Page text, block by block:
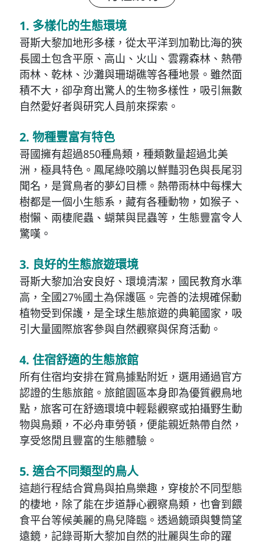
1. 多樣化的生態環境
哥斯大黎加地形多樣，從太平洋到加勒比海的狹
長國土包含平原、高山、火山、雲霧森林、熱帶
雨林、乾林、沙灘與珊瑚礁等各種地景。雖然面
積不大，卻孕育出驚人的生物多樣性，吸引無數
自然愛好者與研究人員前來探索。
2. 物種豐富有特色
哥國擁有超過850種鳥類，種類數量超過北美
洲，極具特色。鳳尾綠咬鵑以鮮豔羽色與長尾羽
聞名，是賞鳥者的夢幻目標。熱帶雨林中每棵大
樹都是一個小生態系，藏有各種動物，如猴子、
樹懶、兩棲爬蟲、蝴葉與昆蟲等，生態豐富令人
驚嘆。
3. 良好的生態旅遊環境
哥斯大黎加治安良好、環境清潔，國民教育水準
高，全國27%國土為保護區。完善的法規確保動
植物受到保護，是全球生態旅遊的典範國家，吸
引大量國際旅客參與自然觀察與保育活動。
4. 住宿舒適的生態旅館
所有住宿均安排在賞鳥據點附近，選用通過官方
認證的生態旅館。旅館園區本身即為優質觀鳥地
點，旅客可在舒適環境中輕鬆觀察或拍攝野生動
物與鳥類，不必舟車勞頓，便能親近熱帶自然，
享受悠閒且豐富的生態體驗。
5. 適合不同類型的鳥人
這趟行程結合賞鳥與拍鳥樂趣，穿梭於不同型態
的棲地，除了能在步道靜心觀察鳥類，也會到餵
食平台等候美麗的鳥兒降臨。透過鏡頭與雙筒望
遠鏡，記錄哥斯大黎加自然的壯麗與生命的躍